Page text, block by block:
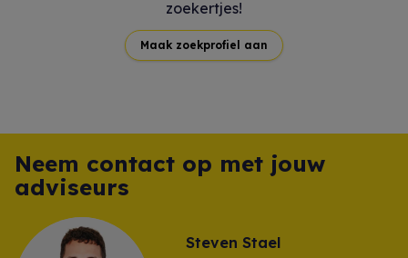
zoekertjes!
Maak zoekprofiel aan
Neem contact op met jouw
adviseurs
Steven Stael